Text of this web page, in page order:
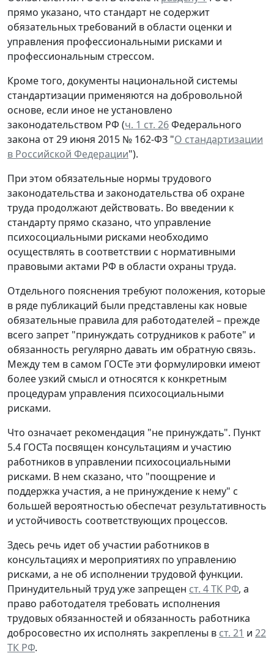
прямо указано, что стандарт не содержит
обязательных требований в области оценки и
управления профессиональными рисками и
профессиональным стрессом.
Кроме того, документы национальной системы
стандартизации применяются на добровольной
основе, если иное не установлено
законодательством РФ (ч. 1 ст. 26Федерального
закона от 29 июня 2015 № 162-ФЗ "О стандартизации
в Российской Федерации").
При этом обязательные нормы трудового
законодательства и законодательства об охране
труда продолжают действовать. Во введении к
стандарту прямо сказано, что управление
психосоциальными рисками необходимо
осуществлять в соответствии с нормативными
правовыми актами РФ в области охраны труда.
Отдельного пояснения требуют положения, которые
в ряде публикаций были представлены как новые
обязательные правила для работодателей – прежде
всего запрет "принуждать сотрудников к работе" и
обязанность регулярно давать им обратную связь.
Между тем в самом ГОСТе эти формулировки имеют
более узкий смысл и относятся к конкретным
процедурам управления психосоциальными
рисками.
Что означает рекомендация "не принуждать". Пункт
5.4 ГОСТа посвящен консультациям и участию
работников в управлении психосоциальными
рисками. В нем сказано, что "поощрение и
поддержка участия, а не принуждение к нему" с
большей вероятностью обеспечат результативность
и устойчивость соответствующих процессов.
Здесь речь идет об участии работников в
консультациях и мероприятиях по управлению
рисками, а не об исполнении трудовой функции.
Принудительный труд уже запрещен ст. 4 ТК РФ, а
право работодателя требовать исполнения
трудовых обязанностей и обязанность работника
добросовестно их исполнять закреплены в ст. 21 и 22
ТК РФ.